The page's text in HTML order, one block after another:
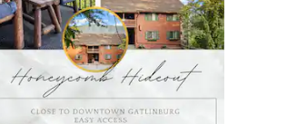
4,96 em 5 estrelas, 142avaliações